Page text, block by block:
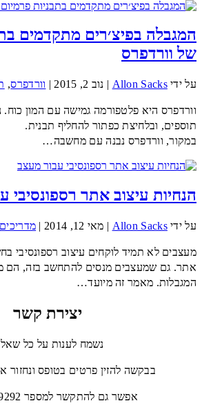
המגבלה בפיצ׳רים מתקדמים
של וורדפרס
על ידיAllon Sacks
| נוב 2, 2015 | וורדפרס,
וורדפרס היא פלטפורמה גמישה עם המון כוח.
תוספים, ובלחיצת כפתור להחליף תבנית.
במקור, וורדפרס נבנה עם מחשבה…
הנחיות עיצוב אתר רספונסיבי
על ידיAllon Sacks
| מאי 12, 2014 | מדריכים
מעצבים לא תמיד לוקחים עיצוב רספונסיבי
אתר. גם שמעצבים מנסים להתחשב בזה, הם
המגבלות. מאמר זה מיועד…
יצירת קשר
נשמח לענות על כל
בבקשה להזין פרטים בטופס ונחזור
אפשר גם להתקשר למספר 074-7039292.